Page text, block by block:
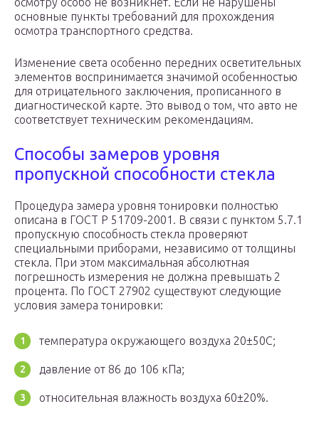
основные пункты требований для прохождения
осмотра транспортного средства.
Изменение света особенно передних осветительных
элементов воспринимается значимой особенностью
для отрицательного заключения, прописанного в
диагностической карте. Это вывод о том, что авто не
соответствует техническим рекомендациям.
Способы замеров уровня
пропускной способности стекла
Процедура замера уровня тонировки полностью
описана в ГОСТ Р 51709-2001. В связи с пунктом 5.7.1
пропускную способность стекла проверяют
специальными приборами, независимо от толщины
стекла. При этом максимальная абсолютная
погрешность измерения не должна превышать 2
процента. По ГОСТ 27902 существуют следующие
условия замера тонировки:
температура окружающего воздуха 20±50С;
давление от 86 до 106 кПа;
относительная влажность воздуха 60±20%.